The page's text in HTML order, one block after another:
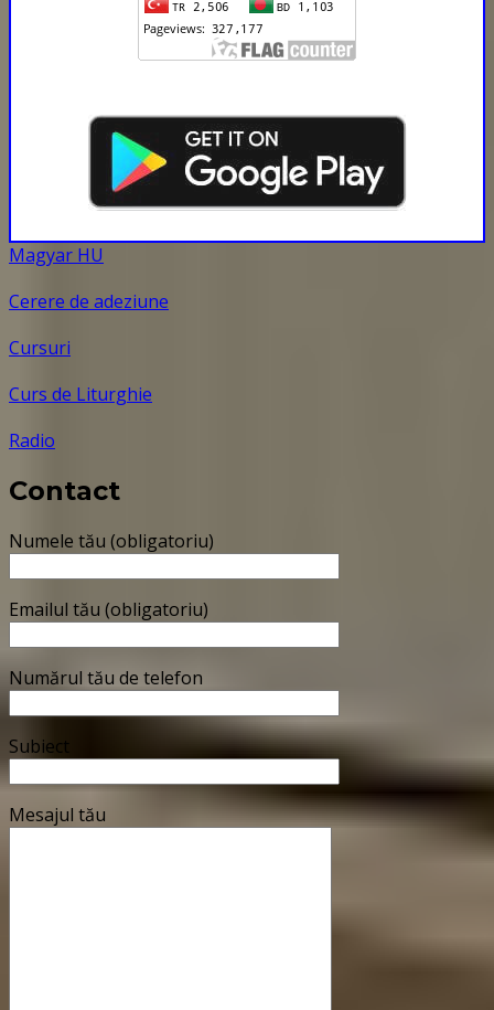
Magyar HU
Cerere de adeziune
Cursuri
Curs de Liturghie
Radio
Contact
Numele tău (obligatoriu)
Emailul tău (obligatoriu)
Numărul tău de telefon
Subiect
Mesajul tău